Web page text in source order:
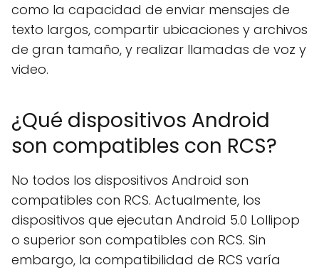
como la capacidad de enviar mensajes de
texto largos, compartir ubicaciones y archivos
de gran tamaño, y realizar llamadas de voz y
video.
¿Qué dispositivos Android
son compatibles con RCS?
No todos los dispositivos Android son
compatibles con RCS. Actualmente, los
dispositivos que ejecutan Android 5.0 Lollipop
o superior son compatibles con RCS. Sin
embargo, la compatibilidad de RCS varía